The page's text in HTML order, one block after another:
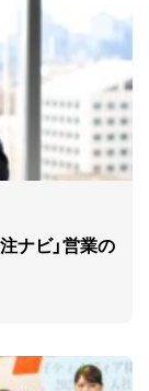
ナビ」営業の